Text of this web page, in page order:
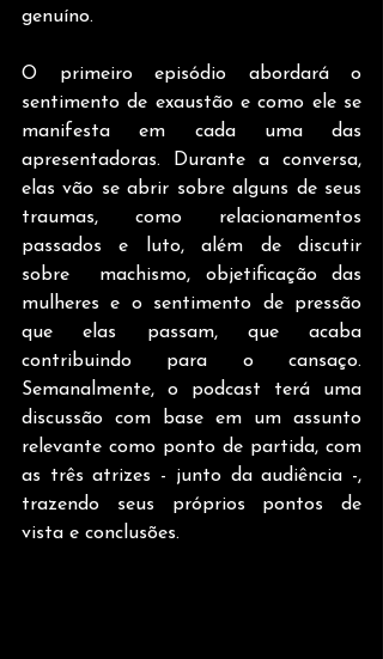
genuíno.
O primeiro episódio abordará o
sentimento de exaustão e como ele se
manifesta em cada uma das
apresentadoras. Durante a conversa,
elas vão se abrir sobre alguns de seus
traumas, como relacionamentos
passados e luto, além de discutir
sobre  machismo, objetificação das
mulheres e o sentimento de pressão
que elas passam, que acaba
contribuindo para o cansaço.
Semanalmente, o podcast terá uma
discussão com base em um assunto
relevante como ponto de partida, com
as três atrizes - junto da audiência -,
trazendo seus próprios pontos de
vista e conclusões.